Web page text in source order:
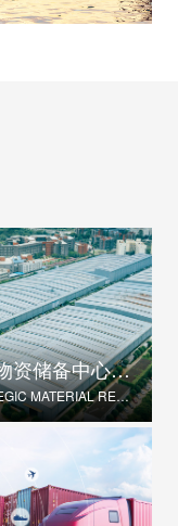
战略物资储备中心建设
STRATEGIC MATERIAL RESERVE CENTER CONSTRUCTION